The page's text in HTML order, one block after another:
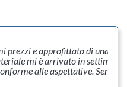
prezzi e approfittato di una
mi è arrivato in settimana,
alle aspettative.